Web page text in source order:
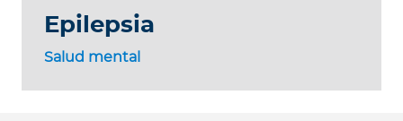
Salud mental
Epilepsia